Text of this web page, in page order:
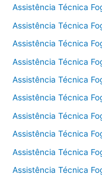
Assistência Técnica
Assistência Técnica
Assistência Técnica
Assistência Técnica
Assistência Técnica
Assistência Técnica
Assistência Técnica
Assistência Técnica
Assistência Técnica
Assistência Técnica